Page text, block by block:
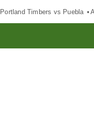
Portland Timbers vs Puebla